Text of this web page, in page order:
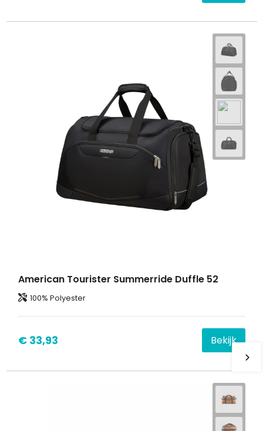
American Tourister Summerride Duffle 52
100% Polyester
€ 33,93 Bekijk